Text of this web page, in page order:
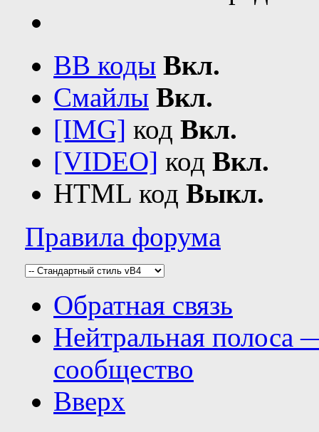
BB коды Вкл.
Смайлы Вкл.
[IMG] код Вкл.
[VIDEO] код Вкл.
HTML код Выкл.
Правила форума
Обратная связь
Нейтральная полоса
сообщество
Вверх